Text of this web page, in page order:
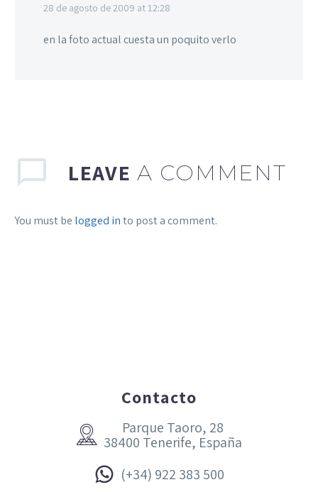
28 de agosto de 2009 at 12:28
en la foto actual cuesta un poquito verlo
LEAVE A COMMENT
You must be logged into post a comment.
Contacto


Parque Taoro, 28
38400 Tenerife, España

 (+34) 922 383 500